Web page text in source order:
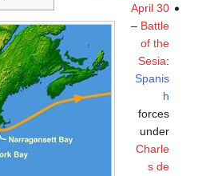
April 30
– Battle
of the
Sesia:
Spanis
h
forces
under
Charle
s de